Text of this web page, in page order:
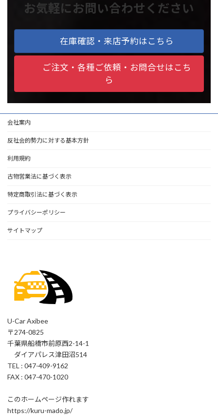
お気軽にお問い合わせください
在庫確認・来店予約はこちら
ご注文・各種ご依頼・お問合せはこち
ら
会社案内
反社会的勢力に対する基本方針
利用規約
古物営業法に基づく表示
特定商取引法に基づく表示
プライバシーポリシー
サイトマップ
U-Car Axibee
〒274-0825
千葉県船橋市前原西2-14-1
ダイアパレス津田沼514
TEL : 047-409-9162
FAX : 047-470-1020
このホームページ作れます
https://kuru-mado.jp/